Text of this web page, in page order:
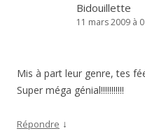
Bidouillette
11 mars 2009 à
Mis à part leur genre, tes
Super méga génial!!!!!!!!!!!
Répondre ↓